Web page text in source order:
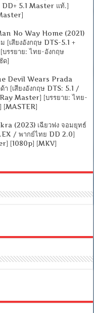
5.1 Master แท้.]
No Way Home (2021)
[เสียงอังกฤษ DTS-5.1 +
รรยาย: ไทย-อังกฤษ
ด]
Devil Wears Prada
า [เสียงอังกฤษ DTS: 5.1 /
Master] [บรรยาย: ไทย-
[MASTER]
(2023) เฉียวฟง จอมยุทธ์
/ พากย์ไทย DD 2.0]
[1080p] [MKV]